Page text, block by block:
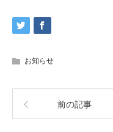
お知らせ
前の記事